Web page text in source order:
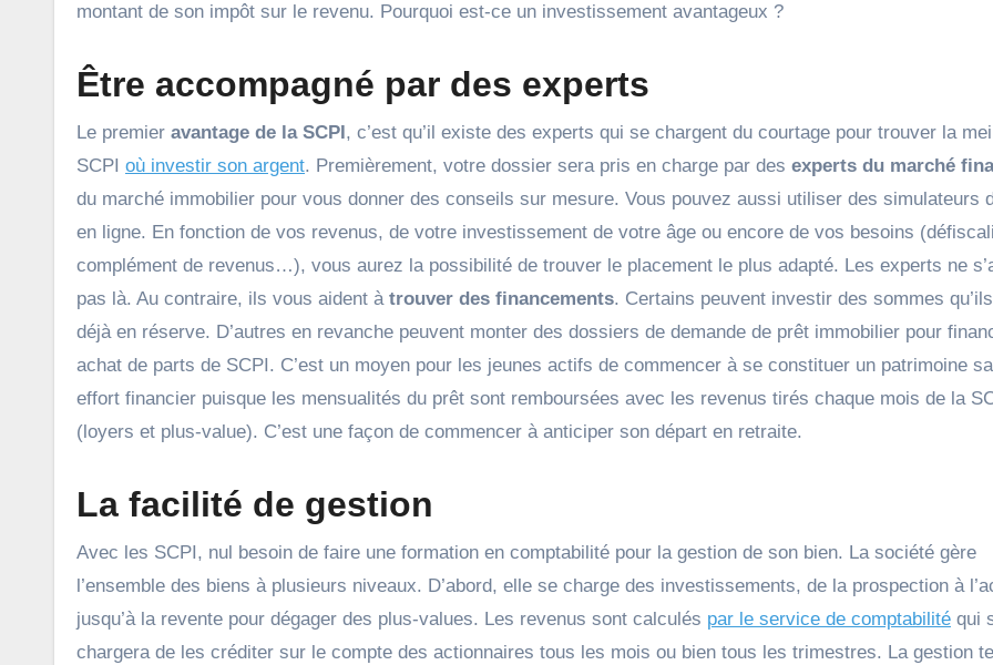
montant de son impôt sur le revenu. Pourquoi est-ce un investissement avantageux ?
Être accompagné par des experts
Le premier avantage de la SCPI , c’est qu’il existe des experts qui se chargent du courtage pour trouver la
SCPI où investir son argent. Premièrement, votre dossier sera pris en charge par des experts du marché
du marché immobilier pour vous donner des conseils sur mesure. Vous pouvez aussi utiliser des simulateurs
en ligne. En fonction de vos revenus, de votre investissement de votre âge ou encore de vos besoins
complément de revenus…), vous aurez la possibilité de trouver le placement le plus adapté. Les experts ne
pas là. Au contraire, ils vous aident à trouver des financements. Certains peuvent investir des sommes
déjà en réserve. D’autres en revanche peuvent monter des dossiers de demande de prêt immobilier pour
achat de parts de SCPI. C’est un moyen pour les jeunes actifs de commencer à se constituer un patrimoine
effort financier puisque les mensualités du prêt sont remboursées avec les revenus tirés chaque mois de la
(loyers et plus-value). C’est une façon de commencer à anticiper son départ en retraite.
La facilité de gestion
Avec les SCPI, nul besoin de faire une formation en comptabilité pour la gestion de son bien. La société gère
l’ensemble des biens à plusieurs niveaux. D’abord, elle se charge des investissements, de la prospection à
jusqu’à la revente pour dégager des plus-values. Les revenus sont calculés par le service de comptabilité qui
chargera de les créditer sur le compte des actionnaires tous les mois ou bien tous les trimestres. La gestion